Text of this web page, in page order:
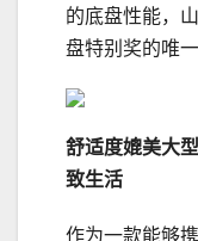
的底盘性能，
盘特别奖的唯
舒适度媲美大
致生活
作为一款能够